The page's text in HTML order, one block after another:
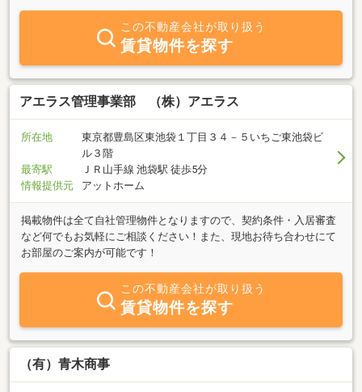
この不動産会社が取り扱う
賃貸物件を探す
アエラス管理事業部 （株）アエラス
所在地
東京都豊島区東池袋１丁目３４－５いちご東池袋ビ
ル３階
最寄駅
ＪＲ山手線 池袋駅 徒歩5分
情報提供元
アットホーム
掲載物件は全て自社管理物件となりますので、契約条件・入居審査
など何でもお気軽にご相談ください！また、現地お待ち合わせにて
お部屋のご案内が可能です！
この不動産会社が取り扱う
賃貸物件を探す
（有）青木商事